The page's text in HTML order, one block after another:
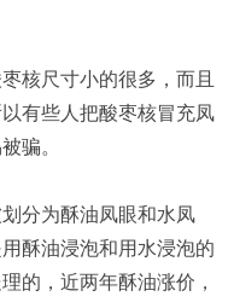
核尺寸小的很多，而且
有些人把酸枣核冒充凤
骗。
分为酥油凤眼和水凤
酥油浸泡和用水浸泡的
的，近两年酥油涨价，